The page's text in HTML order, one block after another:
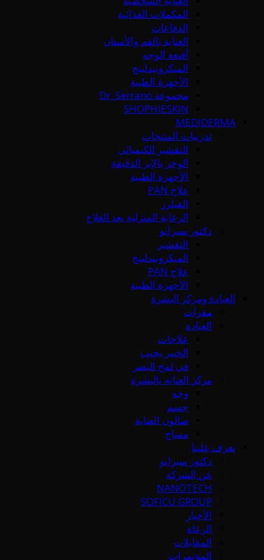
المكملات الغذائية
الدفاعات
العناية بالفم والأسنان
أقنعة الوجه
الميكرونيدلينج
الأجهزة الطبية
مجموعة Dr. Serrano
SHOPHIESKIN
MEDIDERMA
تدريبات المنتجات
التقشير الكيميائي
الوخز بالإبر الدقيقة
الأجهزة الطبية
علاج PAN
الفيلرز
الرعاية المنزلية بعد العلاج
دكتور سيرانو
التقشير
الميكرونيدلينج
علاج PAN
الأجهزة الطبية
العيادة ومركز البشرة
مقرات
العيادة
علاجات
الخبير يجيب
في لمح البصر
مركز العناية بالبشرة
وجه
جسم
صالون العناية
مساج
تعرف علينا
دكتور سيرانو
عن الشركة
NANOTECH
SOFICU GROUP
الأخبار
الرعاة
المقابلات
المؤتمرات